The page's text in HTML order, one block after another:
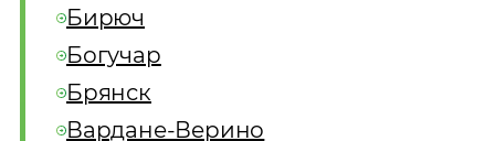
Бирюч
Богучар
Брянск
Вардане-Верино